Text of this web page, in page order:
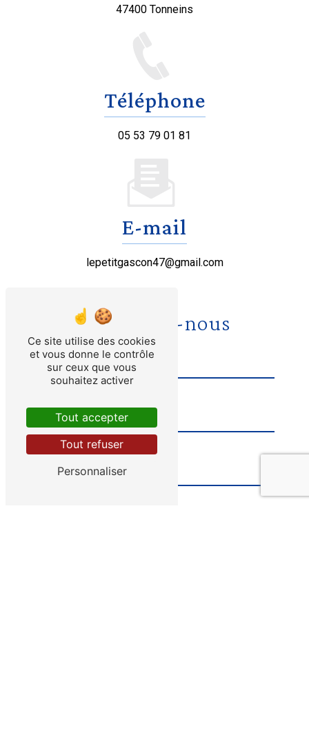
47400 Tonneins
Téléphone
05 53 79 01 81
E-mail
lepetitgascon47@gmail.com
Contactez-nous
Ce site utilise des cookies
et vous donne le contrôle
sur ceux que vous
souhaitez activer
Tout accepter
Tout refuser
Personnaliser